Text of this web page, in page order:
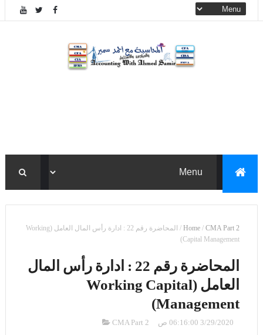
Home / CMA Part 2
/
المحاضرة رقم 22 : ادارة رأس المال العامل (Working
Capital Management)
المحاضرة رقم 22 : ادارة رأس المال
العامل (Working Capital
Management)
3/29/2020 06:16:00 ص CMA Part 2